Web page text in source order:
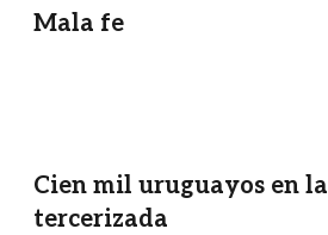
Mala fe
Cien mil uruguayos en
tercerizada